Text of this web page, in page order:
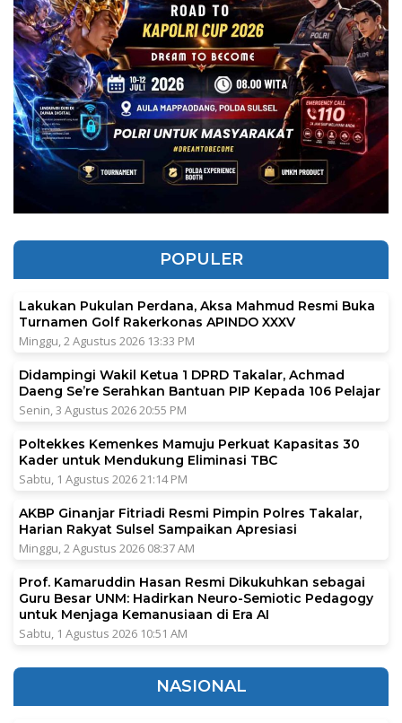
POPULER
Lakukan Pukulan Perdana, Aksa Mahmud Resmi Buka
Turnamen Golf Rakerkonas APINDO XXXV
Minggu, 2 Agustus 2026 13:33 PM
Didampingi Wakil Ketua 1 DPRD Takalar, Achmad
Daeng Se’re Serahkan Bantuan PIP Kepada 106 Pelajar
Senin, 3 Agustus 2026 20:55 PM
Poltekkes Kemenkes Mamuju Perkuat Kapasitas 30
Kader untuk Mendukung Eliminasi TBC
Sabtu, 1 Agustus 2026 21:14 PM
AKBP Ginanjar Fitriadi Resmi Pimpin Polres Takalar,
Harian Rakyat Sulsel Sampaikan Apresiasi
Minggu, 2 Agustus 2026 08:37 AM
Prof. Kamaruddin Hasan Resmi Dikukuhkan sebagai
Guru Besar UNM: Hadirkan Neuro-Semiotic Pedagogy
untuk Menjaga Kemanusiaan di Era AI
Sabtu, 1 Agustus 2026 10:51 AM
NASIONAL